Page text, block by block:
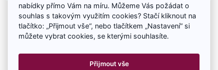
Souhlasím se zasíláním e-mailové komunikace.
nabídky přímo Vám na míru. Můžeme Vás požádat o
souhlas s takovým využitím cookies? Stačí kliknout na
tlačítko: „Přijmout vše“, nebo tlačítkem „Nastavení“ si
můžete vybrat cookies, se kterými souhlasíte.
Přijmout vše